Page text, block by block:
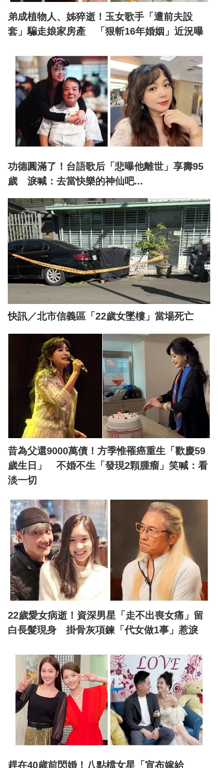
弟成植物人、姊猝逝！玉女歌手「遭前夫設
套」騙走娘家房產 「狠斬16年婚姻」近況曝
功德圓滿了！台語歌后「悲曝他離世」享壽95
歲 淚喊：去當快樂的神仙吧...
快訊／北市信義區「22歲女墜樓」當場死亡
昔為父還9000萬債！方季惟罹癌重生「歡慶59
歲生日」 不婚不生「發現2顆腫瘤」笑喊：看
淡一切
22歲愛女病逝！資深男星「走不出喪女痛」留
白長髮現身 掛骨灰項鍊「代女做1事」惹淚
趕在40歲前閃婚！八點檔女星「宣布嫁給